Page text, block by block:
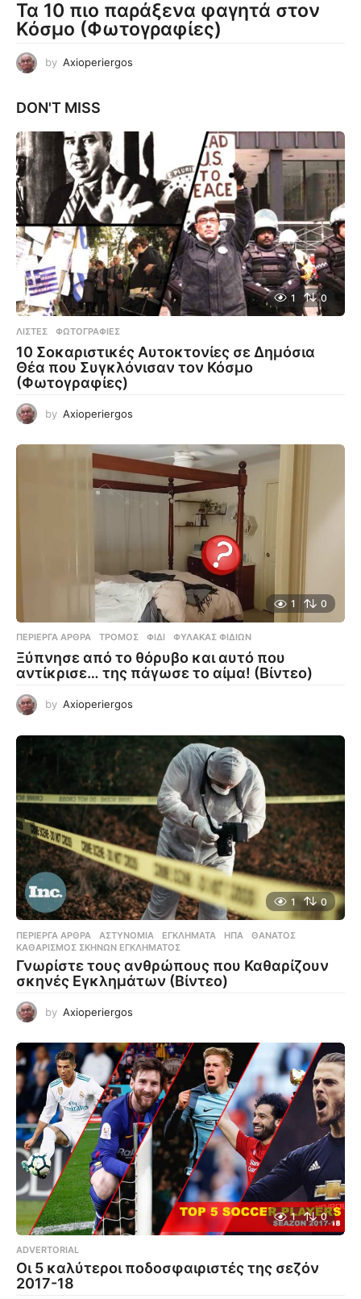
Τα 10 πιο παράξενα φαγητά στον
Κόσμο (Φωτογραφίες)
by Axioperiergos
DON'T MISS
1 0
ΛΊΣΤΕΣ ,ΦΩΤΟΓΡΑΦΊΕΣ
10 Σοκαριστικές Αυτοκτονίες σε Δημόσια
Θέα που Συγκλόνισαν τον Κόσμο
(Φωτογραφίες)
by Axioperiergos
1 0
ΠΕΡΊΕΡΓΑ ΆΡΘΡΑ ΤΡΌΜΟΣ ,ΦΊΔΙ ,ΦΎΛΑΚΑΣ ΦΙΔΙΏΝ
Ξύπνησε από το θόρυβο και αυτό που
αντίκρισε… της πάγωσε το αίμα! (Βίντεο)
by Axioperiergos
1 0
ΠΕΡΊΕΡΓΑ ΆΡΘΡΑ ΑΣΤΥΝΟΜΊΑ ,ΕΓΚΛΉΜΑΤΑ ,ΗΠΑ ,ΘΆΝΑΤΟΣ
ΚΑΘΑΡΙΣΜΌΣ ΣΚΗΝΏΝ ΕΓΚΛΉΜΑΤΟΣ
Γνωρίστε τους ανθρώπους που Καθαρίζουν
σκηνές Εγκλημάτων (Βίντεο)
by Axioperiergos
1 0
ADVERTORIAL
Οι 5 καλύτεροι ποδοσφαιριστές της σεζόν
2017-18